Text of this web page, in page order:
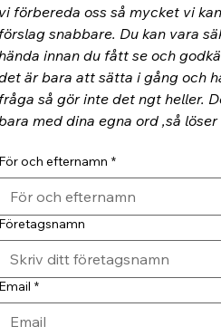
förbereda oss så mycket vi
snabbare. Du kan vara
innan du fått se och
är bara att sätta i gång och
så gör inte det ngt heller.
med dina egna ord ,så
och efternamn *
*